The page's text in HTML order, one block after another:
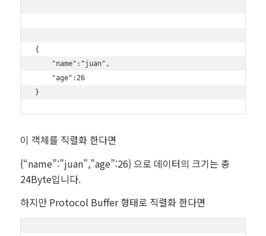
{
    "name":"juan",
    "age":26
이 객체를 직렬화 한다면
{“name”:”juan”,”age”:26} 으로 데이터의 크기는 총
24Byte입니다.
하지만 Protocol Buffer 형태로 직렬화 한다면